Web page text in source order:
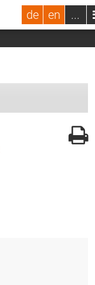
de en ...